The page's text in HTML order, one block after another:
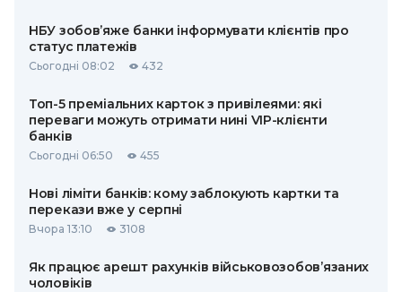
НБУ зобов’яже банки інформувати клієнтів про
статус платежів
Сьогодні 08:02 432
Топ-5 преміальних карток з привілеями: які
переваги можуть отримати нині VIP-клієнти
банків
Сьогодні 06:50 455
Нові ліміти банків: кому заблокують картки та
перекази вже у серпні
Вчора 13:10 3108
Як працює арешт рахунків військовозобов’язаних
чоловіків